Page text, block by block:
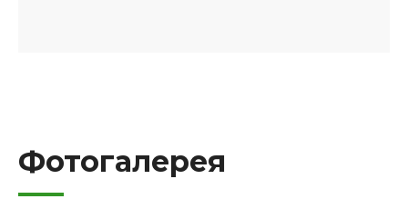
Фотогалерея